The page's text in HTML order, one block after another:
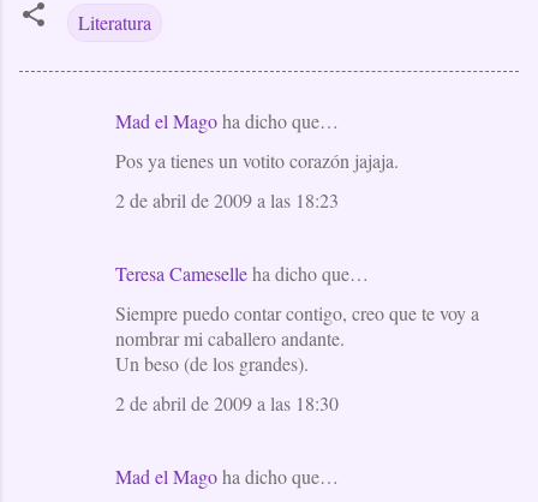
Literatura
Mad el Magoha dicho que…
Pos ya tienes un votito corazón jajaja.
2 de abril de 2009 a las 18:23
Teresa Cameselleha dicho que…
Siempre puedo contar contigo, creo que te voy a
nombrar mi caballero andante.
Un beso (de los grandes).
2 de abril de 2009 a las 18:30
Mad el Magoha dicho que…